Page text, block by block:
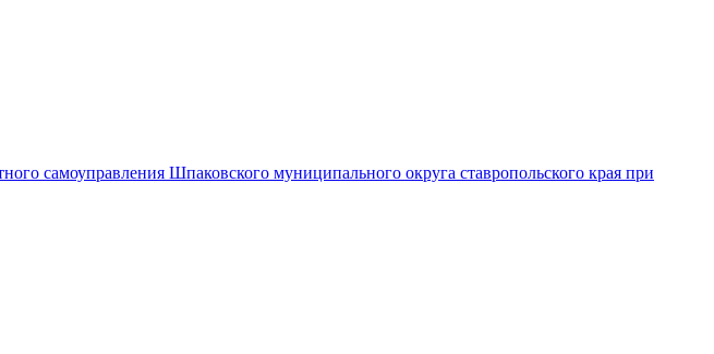
самоуправления Шпаковского муниципального округа ставропольского края при